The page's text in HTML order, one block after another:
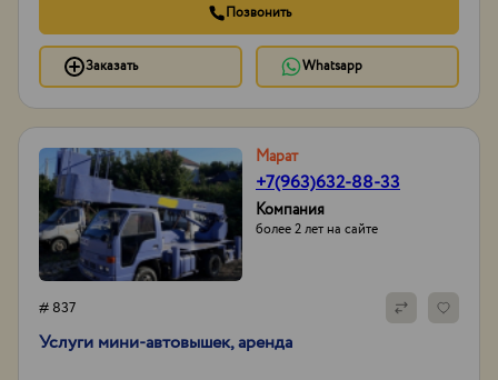
Позвонить
Заказать Whatsapp
Марат
+7(963)632-88-33
Компания
более 2 лет на сайте
# 837
Услуги мини-автовышек, аренда